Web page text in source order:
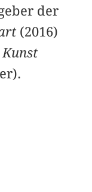
der
(2016)